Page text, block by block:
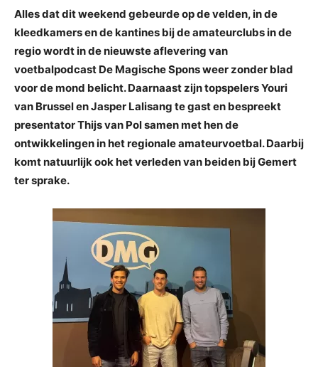
Alles dat dit weekend gebeurde op de velden, in de
kleedkamers en de kantines bij de amateurclubs in de
regio wordt in de nieuwste aflevering van
voetbalpodcast De Magische Spons weer zonder blad
voor de mond belicht. Daarnaast zijn topspelers Youri
van Brussel en Jasper Lalisang te gast en bespreekt
presentator Thijs van Pol samen met hen de
ontwikkelingen in het regionale amateurvoetbal. Daarbij
komt natuurlijk ook het verleden van beiden bij Gemert
ter sprake.